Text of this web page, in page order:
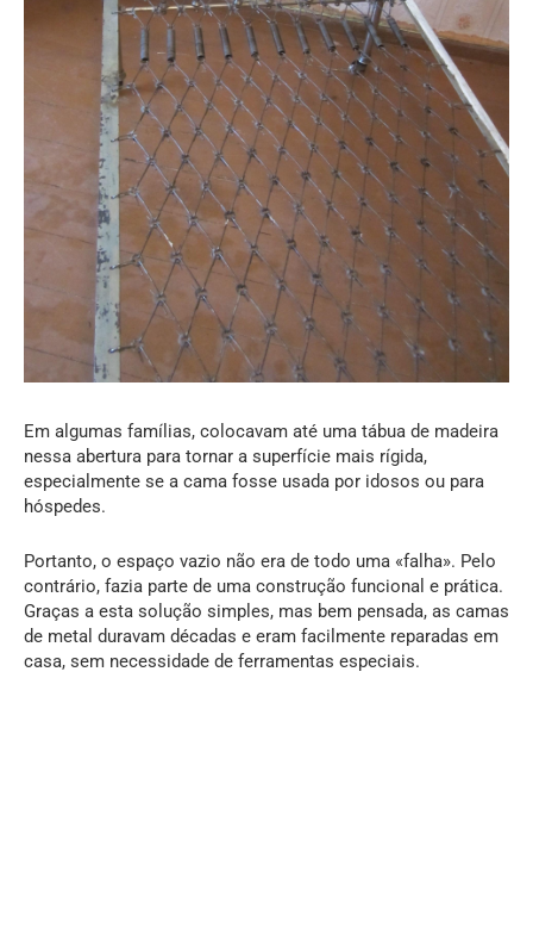
Em algumas famílias, colocavam até uma tábua de madeira
nessa abertura para tornar a superfície mais rígida,
especialmente se a cama fosse usada por idosos ou para
hóspedes.
Portanto, o espaço vazio não era de todo uma «falha». Pelo
contrário, fazia parte de uma construção funcional e prática.
Graças a esta solução simples, mas bem pensada, as camas
de metal duravam décadas e eram facilmente reparadas em
casa, sem necessidade de ferramentas especiais.